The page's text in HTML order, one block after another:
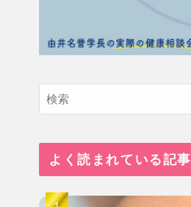
よく読まれている記事